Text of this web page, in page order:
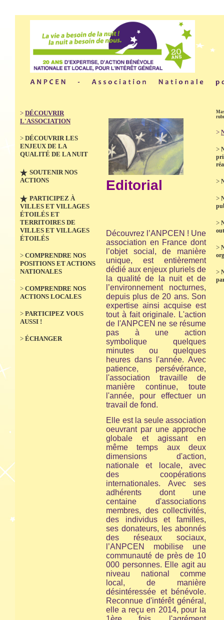
> DÉCOUVRIR
L'ASSOCIATION
> DÉCOUVRIR LES
ENJEUX DE LA
QUALITÉ DE LA NUIT
SOUTENIR NOS
ACTIONS
PARTICIPEZ À
VILLES ET VILLAGES
ÉTOILÉS ET
TERRITOIRES DE
VILLES ET VILLAGES
ÉTOILÉS
> COMPRENDRE NOS
POSITIONS ET ACTIONS
NATIONALES
> COMPRENDRE NOS
ACTIONS LOCALES
> PARTICIPEZ VOUS
AUSSI !
> ÉCHANGER
Editorial
Découvrez l’ANPCEN ! Une
association en France dont
l’objet social, de manière
unique, est entièrement
dédié aux enjeux pluriels de
la qualité de la nuit et de
l’environnement nocturnes,
depuis plus de 20 ans. Son
expertise ainsi acquise est
tout à fait originale. L'action
de l'ANPCEN ne se résume
pas à une action
symbolique quelques
minutes ou quelques
heures dans l'année. Avec
patience, persévérance,
l'association travaille de
manière continue, toute
l'année, pour effectuer un
travail de fond.
Elle est la seule association
oeuvrant par une approche
globale et agissant en
même temps aux deux
dimensions d'action,
nationale et locale, avec
des coopérations
internationales. Avec ses
adhérents dont une
centaine d'associations
membres, des collectivités,
des individus et familles,
ses donateurs, les abonnés
des réseaux sociaux,
l’ANPCEN mobilise une
communauté de près de 10
000 personnes. Elle agit au
niveau national comme
local, de manière
désintéressée et bénévole.
Reconnue d'intérêt général,
elle a reçu en 2014, pour la
>
>
>
>
>
>
>